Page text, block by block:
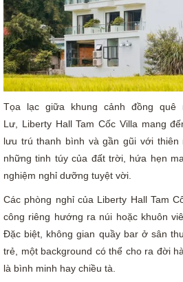
Tọa lạc giữa khung cảnh đồng quê
Lư, Liberty Hall Tam Cốc Villa mang
lưu trú thanh bình và gần gũi với
những tinh túy của đất trời, hứa hẹn
nghiệm nghỉ dưỡng tuyệt vời.
Các phòng nghỉ của Liberty Hall Tam
công riêng hướng ra núi hoặc khuôn
Đặc biệt, không gian quầy bar ở sân
trẻ, một background có thể cho ra đời
là bình minh hay chiều tà.